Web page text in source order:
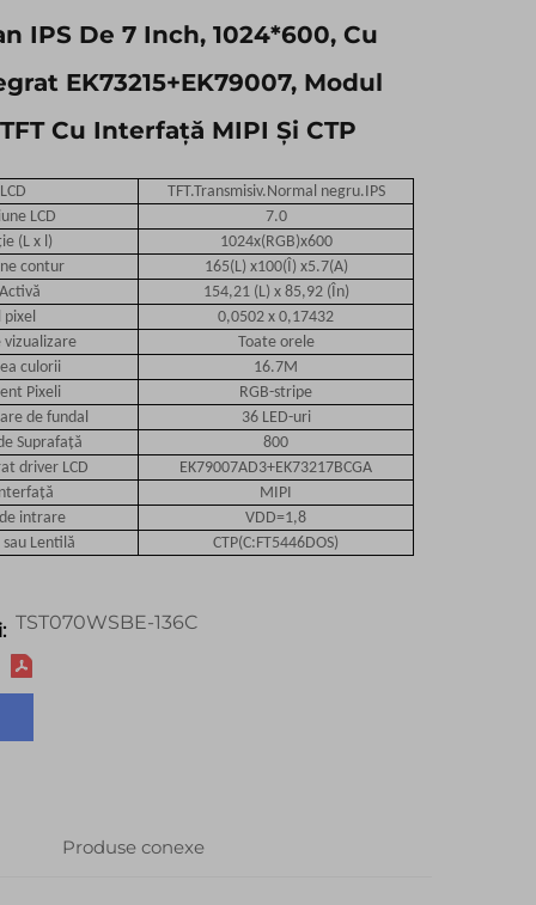
IPS De 7 Inch, 1024*600, Cu
EK73215+EK79007, Modul
Cu Interfață MIPI Și CTP
TFT.Transmisiv.Normal negru.IPS
LCD
7.0
(L x l)
1024x(RGB)x600
contur
165(L) x100(Î) x5.7(A)
154,21 (L) x 85,92 (În)
pixel
0,0502 x 0,17432
Toate orele
culorii
16.7M
Pixeli
RGB-stripe
de fundal
36 LED-uri
Suprafață
800
driver LCD
EK79007AD3+EK73217BCGA
MIPI
intrare
VDD=1,8
sau Lentilă
CTP(C:FT5446DOS)
TST070WSBE-136C
Produse conexe